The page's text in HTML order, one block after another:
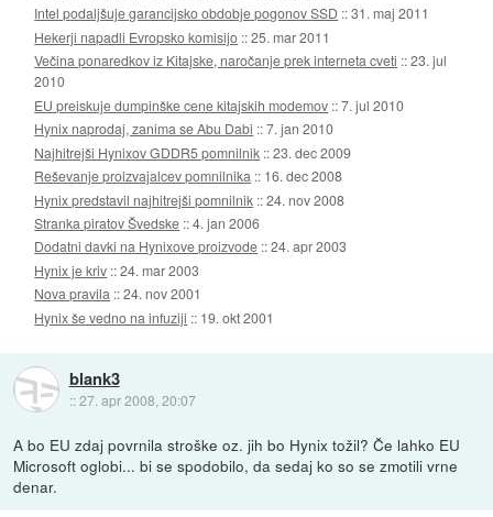
Intel podaljšuje garancijsko obdobje pogonov SSD ::31. maj 2011
Hekerji napadli Evropsko komisijo ::25. mar 2011
Večina ponaredkov iz Kitajske, naročanje prek interneta cveti ::23. jul
2010
EU preiskuje dumpinške cene kitajskih modemov ::7. jul 2010
Hynix naprodaj, zanima se Abu Dabi ::7. jan 2010
Najhitrejši Hynixov GDDR5 pomnilnik ::23. dec 2009
Reševanje proizvajalcev pomnilnika :: 16. dec 2008
Hynix predstavil najhitrejši pomnilnik ::24. nov 2008
Stranka piratov Švedske ::4. jan 2006
Dodatni davki na Hynixove proizvode ::24. apr 2003
Hynix je kriv ::24. mar 2003
Nova pravila ::24. nov 2001
Hynix še vedno na infuziji :: 19. okt 2001
blank3
::27. apr 2008, 20:07
A bo EU zdaj povrnila stroške oz. jih bo Hynix tožil? Če lahko EU
Microsoft oglobi... bi se spodobilo, da sedaj ko so se zmotili vrne
denar.